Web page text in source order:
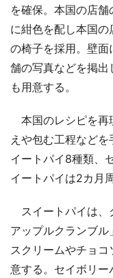
を確保。本国の店
に紺色を配し本国
の椅子を採用。壁
舗の写真などを掲
も用意する。
本国のレシピを再
えや包む工程など
イートパイ8種類、
イートパイは2カ月
スイートパイは、
アップルクランブ
スクリームやチョ
意する。セイボリー